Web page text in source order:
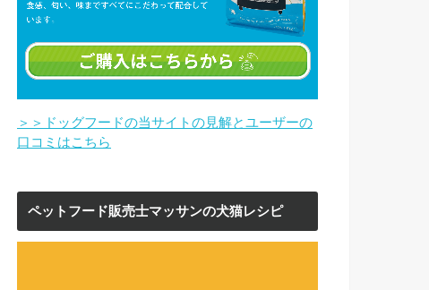
＞＞ドッグフードの当サイトの見解とユーザーの
口コミはこちら
ペットフード販売士マッサンの犬猫レシピ